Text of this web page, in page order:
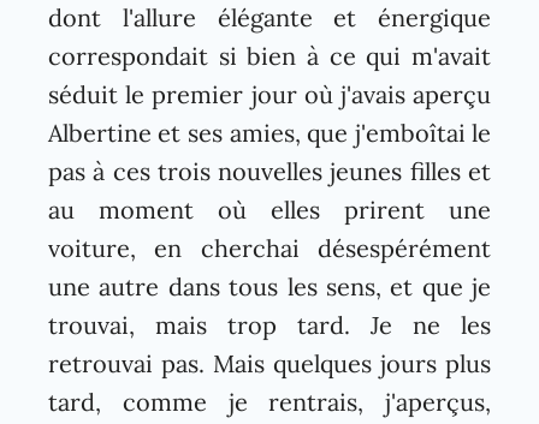
dont l'allure élégante et énergique
correspondait si bien à ce qui m'avait
séduit le premier jour où j'avais aperçu
Albertine et ses amies, que j'emboîtai le
pas à ces trois nouvelles jeunes filles et
au moment où elles prirent une
voiture, en cherchai désespérément
une autre dans tous les sens, et que je
trouvai, mais trop tard. Je ne les
retrouvai pas. Mais quelques jours plus
tard, comme je rentrais, j'aperçus,